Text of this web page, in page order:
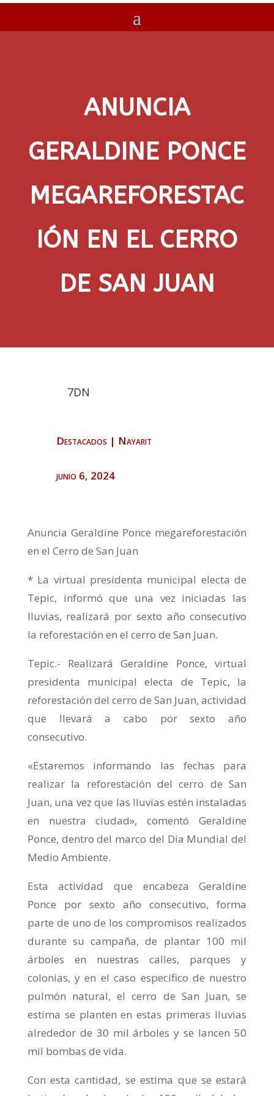
ANUNCIA
GERALDINE PONCE
MEGAREFORESTAC
IÓN EN EL CERRO
DE SAN JUAN
7DN
Destacados | Nayarit
junio 6, 2024
Anuncia Geraldine Ponce megareforestación
en el Cerro de San Juan
* La virtual presidenta municipal electa de
Tepic, informó que una vez iniciadas las
lluvias, realizará por sexto año consecutivo
la reforestación en el cerro de San Juan.
Tepic.- Realizará Geraldine Ponce, virtual
presidenta municipal electa de Tepic, la
reforestación del cerro de San Juan, actividad
que llevará a cabo por sexto año
consecutivo.
«Estaremos informando las fechas para
realizar la reforestación del cerro de San
Juan, una vez que las lluvias estén instaladas
en nuestra ciudad», comentó Geraldine
Ponce, dentro del marco del Día Mundial del
Medio Ambiente.
Esta actividad que encabeza Geraldine
Ponce por sexto año consecutivo, forma
parte de uno de los compromisos realizados
durante su campaña, de plantar 100 mil
árboles en nuestras calles, parques y
colonias, y en el caso específico de nuestro
pulmón natural, el cerro de San Juan, se
estima se planten en estas primeras lluvias
alrededor de 30 mil árboles y se lancen 50
mil bombas de vida.
Con esta cantidad, se estima que se estará